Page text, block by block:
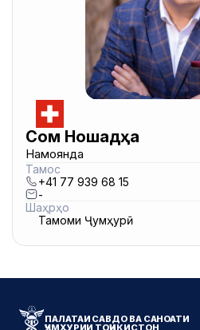
Сом Ношадҳа
Намоянда
Тамос
+41 77 939 68 15
-
Шаҳрҳо
Тамоми Ҷумҳурӣ
ПАЛАТАИ САВДО ВА САНОАТИ
ҶУМҲУРИИ ТОҶИКИСТОН